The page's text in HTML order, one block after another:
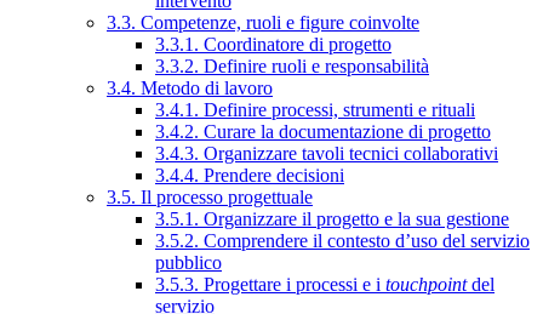
3.3. Competenze, ruoli e figure coinvolte
3.3.1. Coordinatore di progetto
3.3.2. Definire ruoli e responsabilità
3.4. Metodo di lavoro
3.4.1. Definire processi, strumenti e rituali
3.4.2. Curare la documentazione di progetto
3.4.3. Organizzare tavoli tecnici collaborativi
3.4.4. Prendere decisioni
3.5. Il processo progettuale
3.5.1. Organizzare il progetto e la sua gestione
3.5.2. Comprendere il contesto d’uso del servizio
pubblico
3.5.3. Progettare i processi e i touchpointdel
servizio